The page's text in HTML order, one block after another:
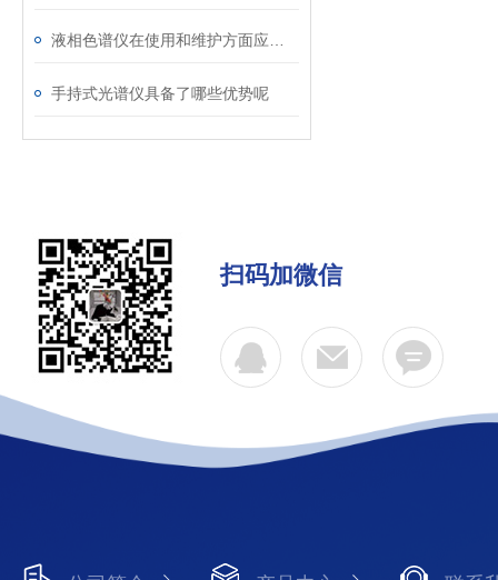
手持式光谱仪具备了哪些优势呢
扫码加微信